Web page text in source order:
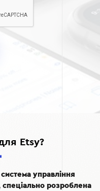
Etsy?
управління
спеціально розроблена